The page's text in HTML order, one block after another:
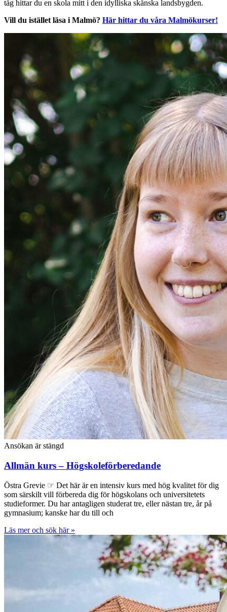
tåg hittar du en skola mitt i den idylliska skånska landsbygden.
Vill du istället läsa i Malmö? Här hittar du våra Malmökurser!
Ansökan är stängd
Allmän kurs – Högskoleförberedande
Östra Grevie ☞ Det här är en intensiv kurs med hög kvalitet för dig
som särskilt vill förbereda dig för högskolans och universitetets
studieformer. Du har antagligen studerat tre, eller nästan tre, år på
gymnasium; kanske har du till och
Läs mer och sök här »